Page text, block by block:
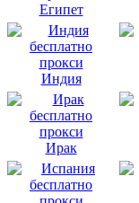
Египет
Индия
Ирак